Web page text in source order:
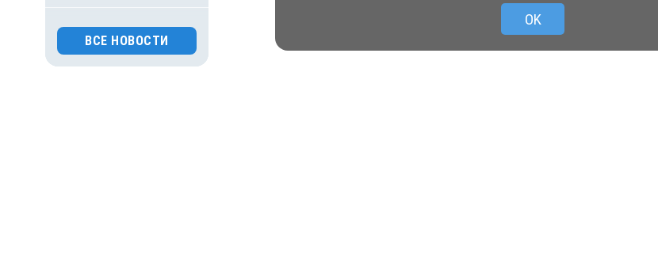
04.08.2026 13:04
Происшествия
Что известно о страшной
атаке ВСУ на
Подмосковье: погибли
ВСЕ НОВОСТИ
OK